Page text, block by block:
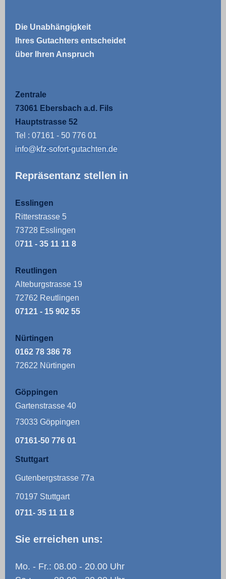
Die Unabhängigkeit
Ihres Gutachters entscheidet
über Ihren Anspruch
Zentrale
73061 Ebersbach a.d. Fils
Hauptstrasse 52
Tel : 07161 - 50 776 01
info@kfz-sofort-gutachten.de
Repräsentanz stellen in
Esslingen
Ritterstrasse 5
73728 Esslingen
0711 - 35 11 11 8
Reutlingen
Alteburgstrasse 19
72762 Reutlingen
07121 - 15 902 55
Nürtingen
0162 78 386 78
72622 Nürtingen
Göppingen
Gartenstrasse 40
73033 Göppingen
07161-50 776 01
Stuttgart
Gutenbergstrasse 77a
70197 Stuttgart
0711- 35 11 11 8
Sie erreichen uns:
Mo. - Fr.: 08.00 - 20.00 Uhr